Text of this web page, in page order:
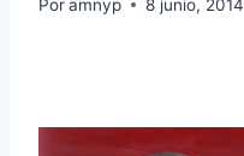
Poramnyp 8 junio, 2014